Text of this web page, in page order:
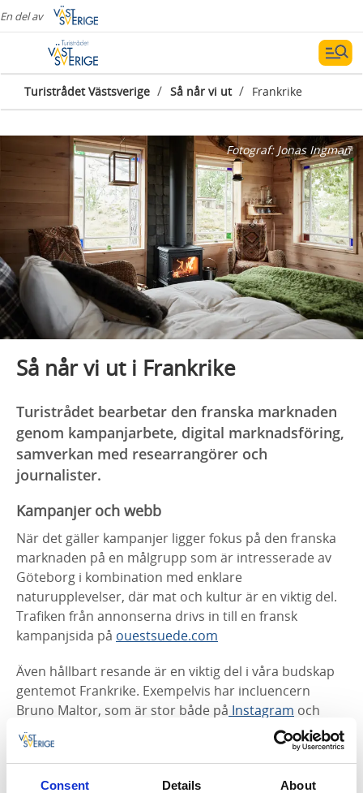
Consent Details About
En del av
Turistrådet Västsverige / Så når vi ut / Frankrike
Fotograf: Jonas Ingman
Så når vi ut i Frankrike
Turistrådet bearbetar den franska marknaden
genom kampanjarbete, digital marknadsföring,
samverkan med researrangörer och
journalister.
Kampanjer och webb
När det gäller kampanjer ligger fokus på den franska
marknaden på en målgrupp som är intresserade av
Göteborg i kombination med enklare
naturupplevelser, där mat och kultur är en viktig del.
Trafiken från annonserna drivs in till en fransk
kampanjsida på ouestsuede.com
Även hållbart resande är en viktig del i våra budskap
gentemot Frankrike. Exempelvis har incluencern
Bruno Maltor, som är stor både på Instagram och
Youtube
besökt exempelvis Västsverige mdd fokus på
Klimatsmart semester.
Här kan du se hans inlägg från
denna resa.